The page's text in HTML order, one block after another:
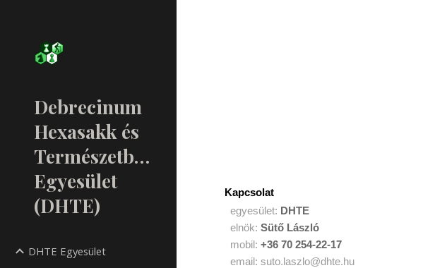
Debrecinum
Hexasakk és
Természetbarát
Egyesület
(DHTE)
DHTE Egyesület
Kapcsolat
egyesület: DHTE
elnök:Sütő László
mobil:+36 70 254-22-17
email: suto.laszlo@dhte.hu